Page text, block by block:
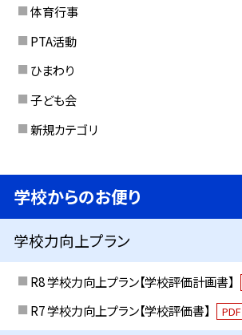
体育行事
PTA活動
ひまわり
子ども会
新規カテゴリ
学校からのお便り
学校力向上プラン
R8 学校力向上プラン【学校評価計画書】
R7 学校力向上プラン【学校評価書】 PDF